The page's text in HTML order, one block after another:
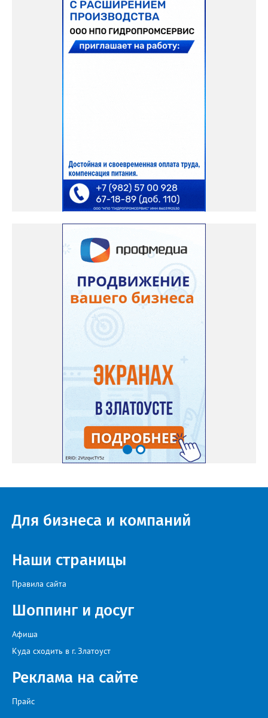
Для бизнеса и компаний
Наши страницы
Правила сайта
Шоппинг и досуг
Афиша
Куда сходить в г. Златоуст
Реклама на сайте
Прайс